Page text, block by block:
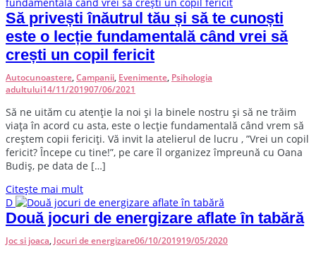
Să privești înăutrul tău și să te cunoști
este o lecție fundamentală când vrei să
crești un copil fericit
Autocunoastere,Campanii, Evenimente, Psihologia
adultului14/11/201907/06/2021
Să ne uităm cu atenție la noi și la binele nostru și să ne trăim
viața în acord cu asta, este o lecție fundamentală când vrem să
creștem copii fericiți. Vă invit la atelierul de lucru , ”Vrei un copil
fericit? Începe cu tine!”, pe care îl organizez împreună cu Oana
Budiș, pe data de […]
Citește mai mult
D
Două jocuri de energizare aflate în tabără
Joc si joaca, Jocuri de energizare06/10/201919/05/2020